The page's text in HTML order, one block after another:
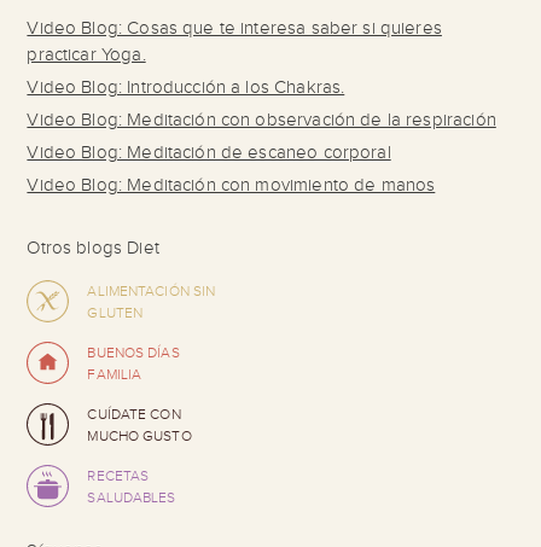
Video Blog: Cosas que te interesa saber si quieres
practicar Yoga.
Video Blog: Introducción a los Chakras.
Video Blog: Meditación con observación de la respiración
Video Blog: Meditación de escaneo corporal
Video Blog: Meditación con movimiento de manos
Otros blogs Diet
ALIMENTACIÓN SIN
GLUTEN
BUENOS DÍAS
FAMILIA
CUÍDATE CON
MUCHO GUSTO
RECETAS
SALUDABLES